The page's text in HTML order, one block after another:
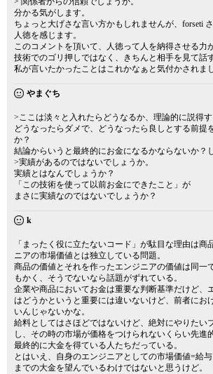
分かる気がします。
ちょっと大げさな言い方かもしれませんが、forseti
人徳を感じます。
このコメントを頂いて、人徳って人を納得させる力
技術でのゴリ押しではなく、きちんと相手を見て話
私が言いたかったことはこれかなぁと気付かされまし
やまぐち
>ここは淡々と入れたらどうなるか、理論的に説得す
どうなったらダメで、どうなったら良しとする前提
か？
結論からいうと最終的にお金になるかならないか？
>実績があるのではないでしょうか。
実績とはなんでしょうか？
「この技術を使って以前お金にできたこと」が
まさに実績なのではないでしょうか？
k
「まったく役に立たないコード」が駄目な理由は商
ニアの市場価値とは独立している問題。
商品の価値とそれを作ったエンジニアの価値は同一
もかく、そうでないなら話題がずれている。
企業や商品においてお金は重要な判断基準だけど、
はどうかというと重要には違いないけど、前者にお
いんじゃないかな。
給料としてはさほどではないけど、絶対にやりたい
し、その時の市場が価格をつけられないくらい先進
最終的に大金を得ている人たちだっている。
とはいえ、自身のエンジニアとしての市場価値=給
までの大金を望んでいるわけではないと思うけど。